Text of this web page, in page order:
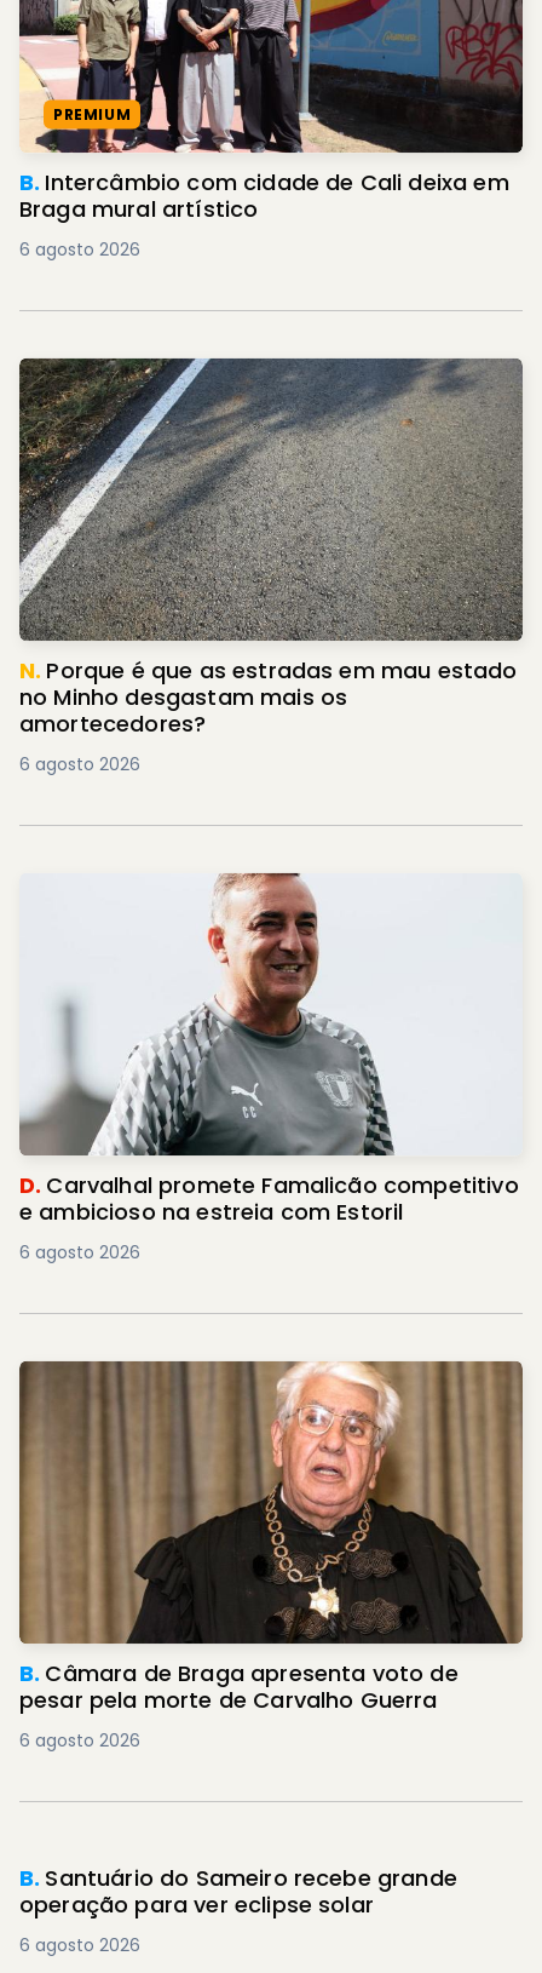
PREMIUM
B. Intercâmbio com cidade de Cali deixa em
Braga mural artístico
6 agosto 2026
N. Porque é que as estradas em mau estado
no Minho desgastam mais os
amortecedores?
6 agosto 2026
D. Carvalhal promete Famalicão competitivo
e ambicioso na estreia com Estoril
6 agosto 2026
B. Câmara de Braga apresenta voto de
pesar pela morte de Carvalho Guerra
6 agosto 2026
B. Santuário do Sameiro recebe grande
operação para ver eclipse solar
6 agosto 2026